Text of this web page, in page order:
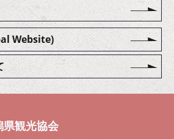
Website)
観光協会